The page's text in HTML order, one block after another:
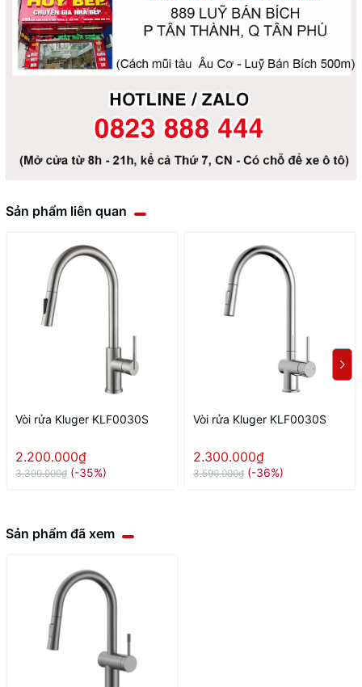
Sản phẩm liên quan
Vòi rửa Kluger KLF0030S
2.200.000₫
3.390.000₫ (-35%)
Vòi rửa Kluger KLF0030S
2.300.000₫
3.590.000₫ (-36%)
Sản phẩm đã xem